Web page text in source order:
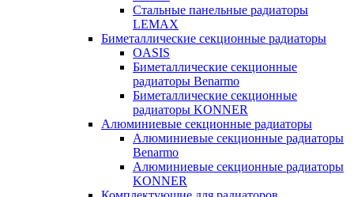
Стальные панельные радиаторы
LEMAX
Биметаллические секционные радиаторы
OASIS
Биметаллические секционные
радиаторы Benarmo
Биметаллические секционные
радиаторы KONNER
Алюминиевые секционные радиаторы
Алюминиевые секционные радиаторы
Benarmo
Алюминиевые секционные радиаторы
KONNER